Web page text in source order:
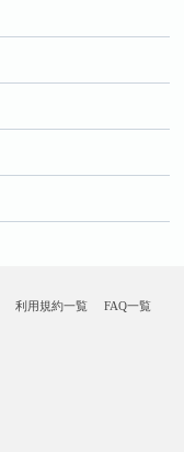
利用規約一覧
FAQ一覧